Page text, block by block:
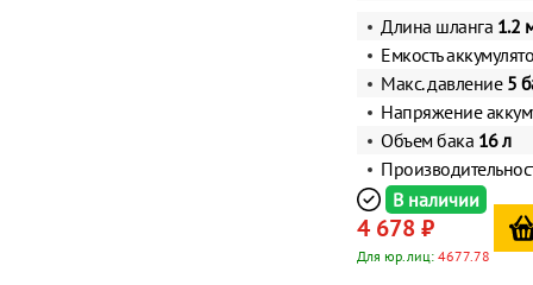
Длина шланга 1.2
Емкость
Макс. давление5
Напряжение
Объем бака 16 л
В наличии
4 678 ₽
Для юр.лиц: 4677.78